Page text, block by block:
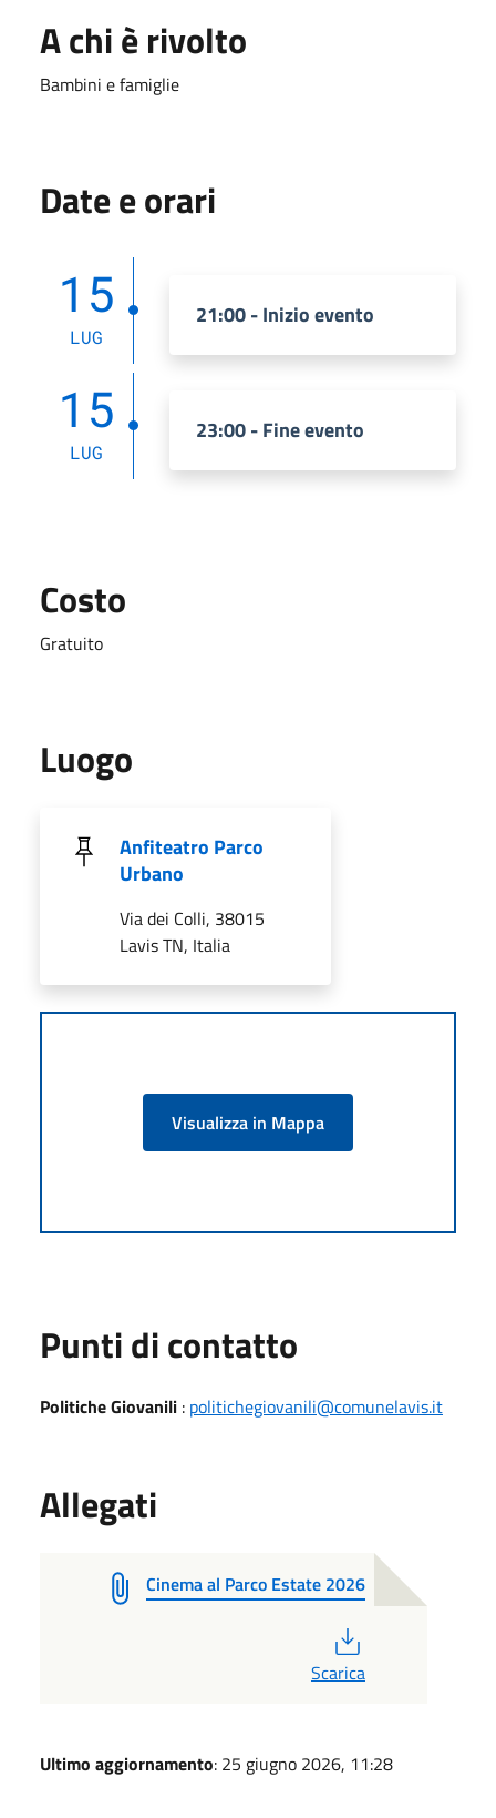
A chi è rivolto
Bambini e famiglie
Date e orari
15
LUG
21:00 - Inizio evento
15
LUG
23:00 - Fine evento
Costo
Gratuito
Luogo
Anfiteatro Parco
Urbano
Via dei Colli, 38015
Lavis TN, Italia
Visualizza in Mappa
Punti di contatto
Politiche Giovanili : politichegiovanili@comunelavis.it
Allegati
Cinema al Parco Estate 2026
Scarica
Ultimo aggiornamento: 25 giugno 2026, 11:28